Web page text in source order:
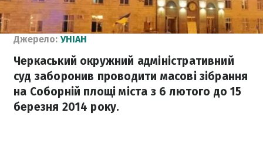
Джерело: УНІАН
Черкаський окружний адміністративний
суд заборонив проводити масові зібрання
на Соборній площі міста з 6 лютого до 15
березня 2014 року.